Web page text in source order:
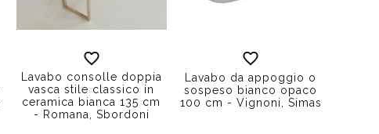
Lavabo consolle doppia
vasca stile classico in
ceramica bianca 135 cm
- Romana, Sbordoni
Lavabo da appoggio o
sospeso bianco opaco
100 cm - Vignoni, Simas